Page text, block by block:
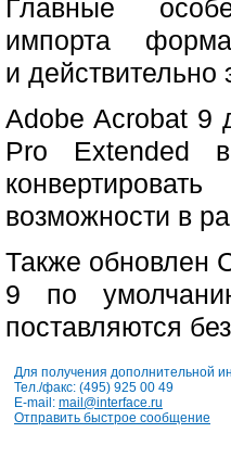
Главные
импорта
и
Adobe Acrobat 9
Pro Extended
возможности в
Также обновлен
9 по
поставляются
Для получения дополнительной
Тел./факс: (495) 925 00 49
E-mail: mail@interface.ru
Отправить быстрое сообщение